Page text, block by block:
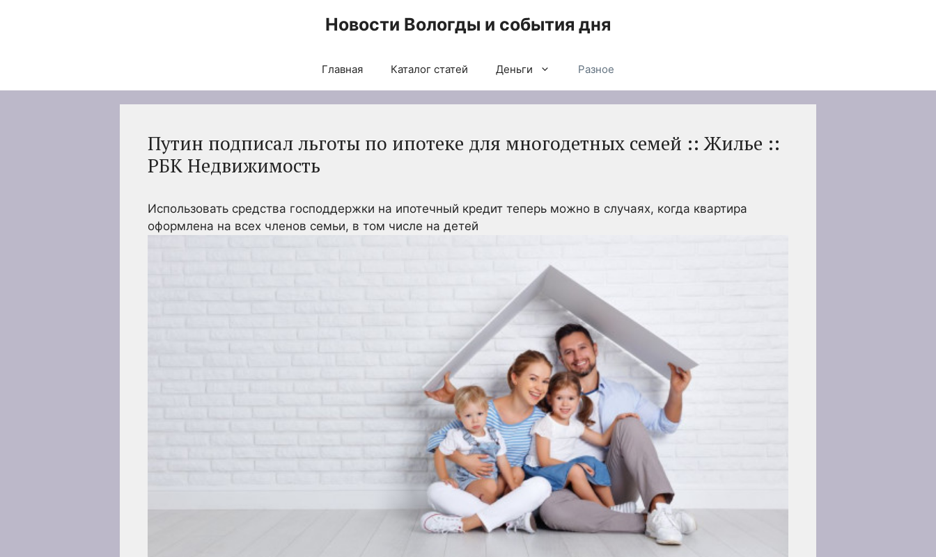
Новости Вологды и события дня
Главная Каталог статей Деньги Разное
Путин подписал льготы по ипотеке для многодетных семей :: Жилье ::
РБК Недвижимость
Использовать средства господдержки на ипотечный кредит теперь можно в случаях, когда квартира
оформлена на всех членов семьи, в том числе на детей